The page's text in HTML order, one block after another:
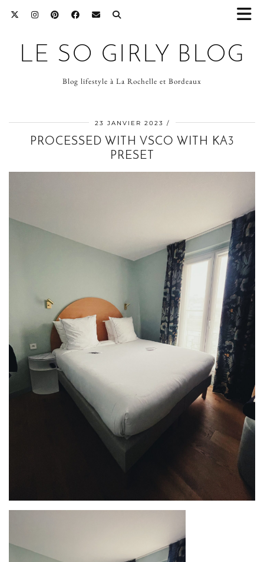
LE SO GIRLY BLOG
Blog lifestyle à La Rochelle et Bordeaux
23 JANVIER 2023
PROCESSED WITH VSCO WITH KA3
PRESET